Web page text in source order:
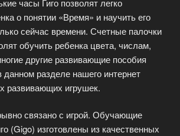
часы Гиго позволят легко
о понятии «Время» и научить его
сейчас времени. Счетные палочки
обучить ребенка цвета, числам,
другие развивающие пособия
данном разделе нашего интернет
развивающих игрушек.
связано с игрой. Обучающие
(Gigo) изготовлены из качественных